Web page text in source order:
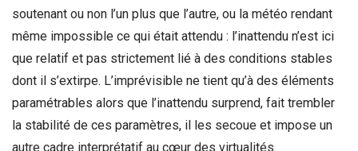
soutenant ou non l’un plus que l’autre, ou la météo rendant
même impossible ce qui était attendu : l’inattendu n’est ici
que relatif et pas strictement lié à des conditions stables
dont il s’extirpe. L’imprévisible ne tient qu’à des éléments
paramétrables alors que l’inattendu surprend, fait trembler
la stabilité de ces paramètres, il les secoue et impose un
autre cadre interprétatif au cœur des virtualités.